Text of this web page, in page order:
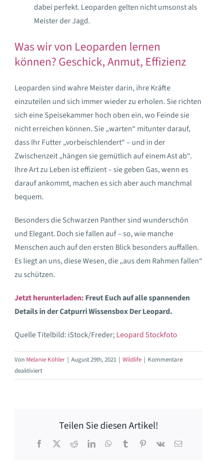
dabei perfekt. Leoparden gelten nicht umsonst als
Meister der Jagd.
Was wir von Leoparden lernen
können? Geschick, Anmut, Effizienz
Leoparden sind wahre Meister darin, ihre Kräfte
einzuteilen und sich immer wieder zu erholen. Sie richten
sich eine Speisekammer hoch oben ein, wo Feinde sie
nicht erreichen können. Sie „warten“ mitunter darauf,
dass Ihr Futter „vorbeischlendert“ – und in der
Zwischenzeit „hängen sie gemütlich auf einem Ast ab“.
Ihre Art zu Leben ist effizient – sie geben Gas, wenn es
darauf ankommt, machen es sich aber auch manchmal
bequem.
Besonders die Schwarzen Panther sind wunderschön
und Elegant. Doch sie fallen auf – so, wie manche
Menschen auch auf den ersten Blick besonders auffallen.
Es liegt an uns, diese Wesen, die „aus dem Rahmen fallen“
zu schützen.
Jetzt herunterladen: Freut Euch auf alle spannenden
Details in der Catpurri Wissensbox Der Leopard.
Quelle Titelbild: iStock/Freder; Leopard Stockfoto
Von Melanie Köhler | August 29th, 2021 | Wildlife | Kommentare
deaktiviertfür
Catpurri
Teilen Sie diesen Artikel!
Facebook
X RedditLinkedInWhatsApp
TumblrPinterest
Vk
E-